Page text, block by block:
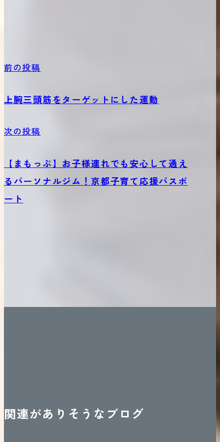
前の投稿
上腕三頭筋をターゲットにした運動
次の投稿
【まもっぷ】お子様連れでも安心して通え
るパーソナルジム！京都子育て応援パスポ
ート
関連がありそうなブログ